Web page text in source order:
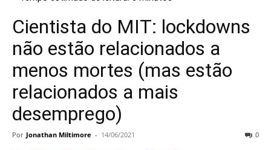
Cientista do MIT: lockdowns
não estão relacionados a
menos mortes (mas estão
relacionados a mais
desemprego)
Por Jonathan Miltimore - 14/06/2021 0